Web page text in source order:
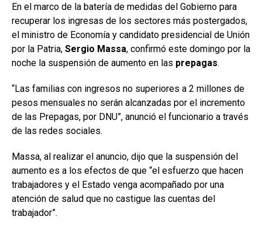
En el marco de la batería de medidas del Gobierno para
recuperar los ingresas de los sectores más postergados,
el ministro de Economía y candidato presidencial de Unión
por la Patria, Sergio Massa, confirmó este domingo por la
noche la suspensión de aumento en las prepagas.
“Las familias con ingresos no superiores a 2 millones de
pesos mensuales no serán alcanzadas por el incremento
de las Prepagas, por DNU”, anunció el funcionario a través
de las redes sociales.
Massa, al realizar el anuncio, dijo que la suspensión del
aumento es a los efectos de que “el esfuerzo que hacen
trabajadores y el Estado venga acompañado por una
atención de salud que no castigue las cuentas del
trabajador”.